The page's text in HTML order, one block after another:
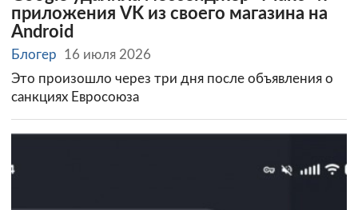
приложения VK из своего магазина на
Android
Блогер
16 июля 2026
Это произошло через три дня после объявления о
санкциях Евросоюза